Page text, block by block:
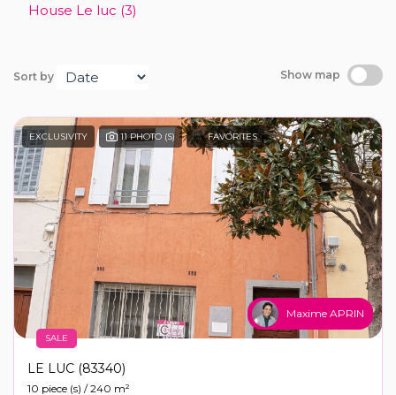
House Le luc (3)
Sort by Show map
EXCLUSIVITY 11 PHOTO (S) FAVORITES
Maxime APRIN
SALE
LE LUC (83340)
10 piece (s) / 240 m²